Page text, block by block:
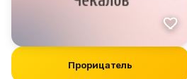
Прорицатель